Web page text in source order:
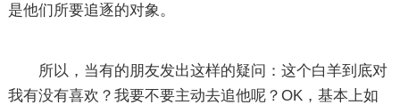
是他们所要追逐的对象。
所以，当有的朋友发出这样的疑问：这个白羊到底对
我有没有喜欢？我要不要主动去追他呢？OK，基本上如